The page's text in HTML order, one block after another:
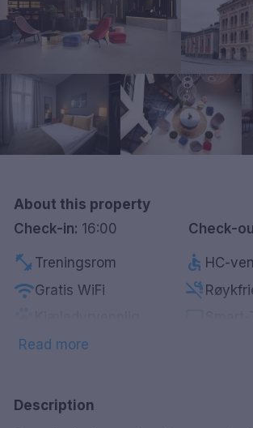
Hele Sverige
Stockholm
Göteborg
Hele Danmark
About this property
Check-in: 16:00 Check-
fitness_center Treningsrom accessible HC-
wifiGratis WiFi smoke_free
local_laundry_serviceVaskeritjeneste
Read more
Description